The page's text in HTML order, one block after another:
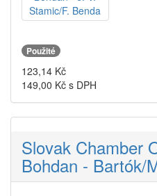
Použité
123,14 Kč
149,00 Kč s DPH
Slovak Chamber
Bohdan - Bartók/